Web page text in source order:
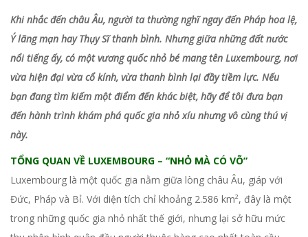
Khi nhắc đến châu Âu, người ta thường nghĩ ngay đến Pháp hoa lệ,
Ý lãng mạn hay Thụy Sĩ thanh bình. Nhưng giữa những đất nước
nổi tiếng ấy, có một vương quốc nhỏ bé mang tên Luxembourg, nơi
vừa hiện đại vừa cổ kính, vừa thanh bình lại đầy tiềm lực. Nếu
bạn đang tìm kiếm một điểm đến khác biệt, hãy để tôi đưa bạn
đến hành trình khám phá quốc gia nhỏ xíu nhưng vô cùng thú vị
này.
TỔNG QUAN VỀ LUXEMBOURG – “NHỎ MÀ CÓ VÕ”
Luxembourg là một quốc gia nằm giữa lòng châu Âu, giáp với
Đức, Pháp và Bỉ. Với diện tích chỉ khoảng 2.586 km², đây là một
trong những quốc gia nhỏ nhất thế giới, nhưng lại sở hữu mức